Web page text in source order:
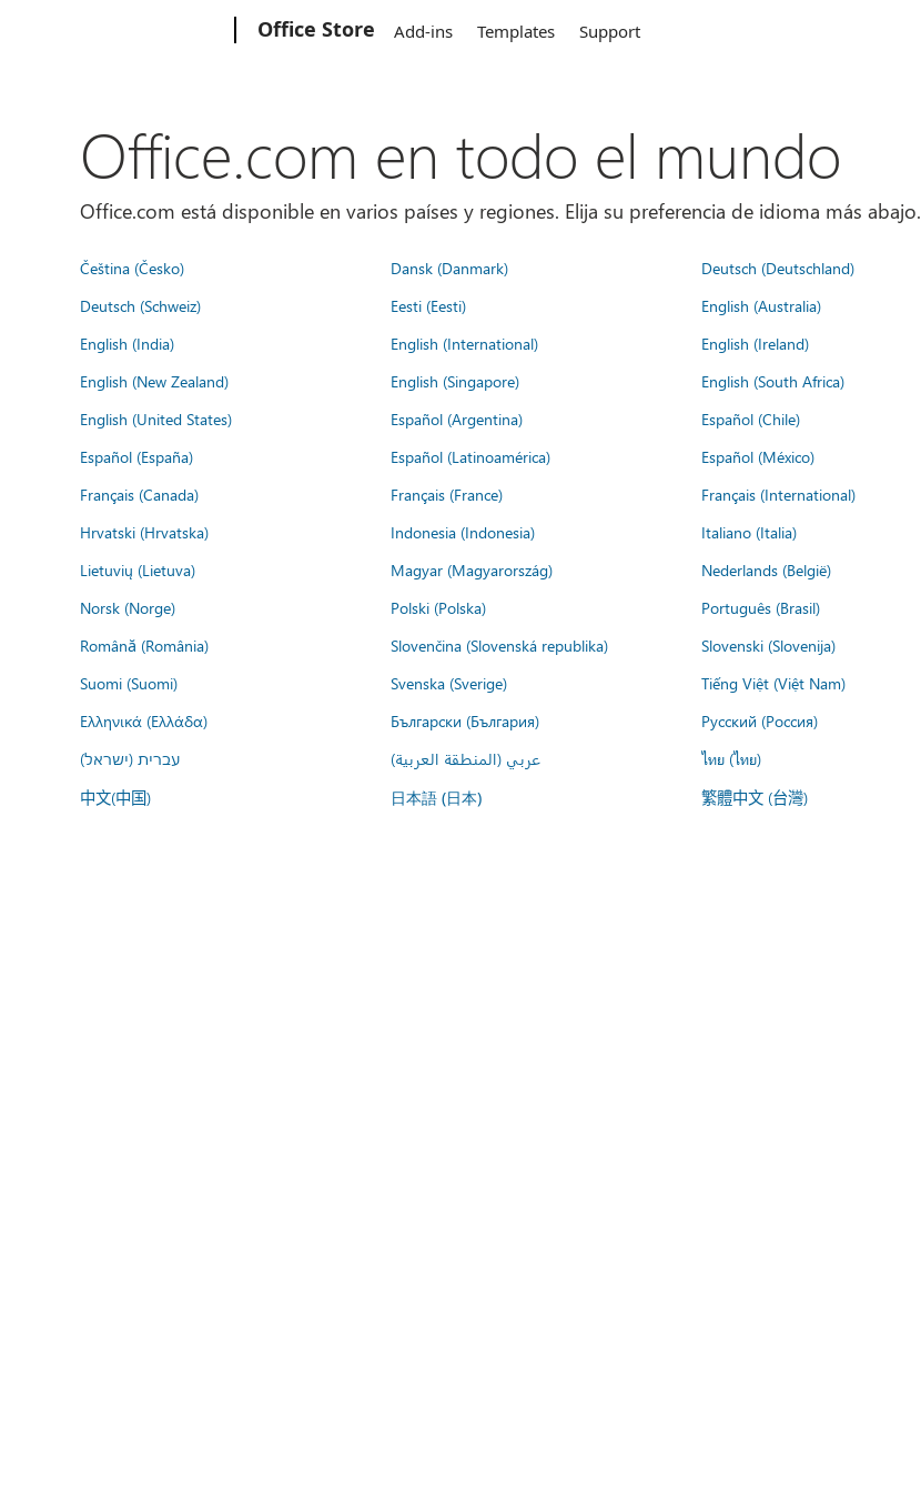
Office Store Add-ins Templates Support
Office.com en todo el mundo
Office.com está disponible en varios países y regiones. Elija su preferencia de idioma más abajo.
Čeština (Česko) Dansk (Danmark) Deutsch (Deutschland)
Deutsch (Schweiz)
Eesti (Eesti) English (Australia)
English (India)
English (International) English (Ireland)
English (New Zealand)
English (Singapore) English (South Africa)
English (United States)
Español (Argentina) Español (Chile)
Español (España)
Español (Latinoamérica) Español (México)
Français (Canada)
Français (France) Français (International)
Hrvatski (Hrvatska)
Indonesia (Indonesia) Italiano (Italia)
Lietuvių (Lietuva)
Magyar (Magyarország) Nederlands (België)
Norsk (Norge)
Polski (Polska) Português (Brasil)
Română (România)
Slovenčina (Slovenská republika) Slovenski (Slovenija)
Suomi (Suomi)
Svenska (Sverige) Tiếng Việt (Việt Nam)
Ελληνικά (Ελλάδα)
Български (България) Русский (Россия)
עברית (ישראל)
عربي (المنطقة العربية) ไทย (ไทย)
中文(中国) 日本語 (日本) 繁體中文 (台灣)